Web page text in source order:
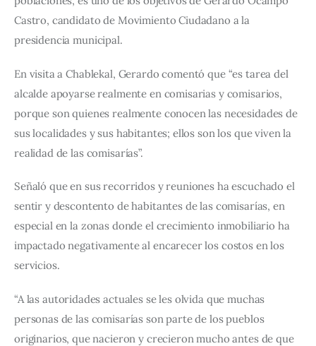
Castro, candidato de Movimiento Ciudadano a la
presidencia municipal.
En visita a Chablekal, Gerardo comentó que “es tarea del
alcalde apoyarse realmente en comisarias y comisarios,
porque son quienes realmente conocen las necesidades de
sus localidades y sus habitantes; ellos son los que viven la
realidad de las comisarías”.
Señaló que en sus recorridos y reuniones ha escuchado el
sentir y descontento de habitantes de las comisarías, en
especial en la zonas donde el crecimiento inmobiliario ha
impactado negativamente al encarecer los costos en los
servicios.
“A las autoridades actuales se les olvida que muchas
personas de las comisarías son parte de los pueblos
originarios, que nacieron y crecieron mucho antes de que